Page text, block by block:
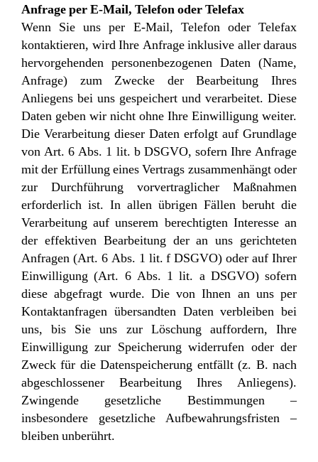
Anfrage per E-Mail, Telefon oder Telefax
Wenn Sie uns per E-Mail, Telefon oder Telefax
kontaktieren, wird Ihre Anfrage inklusive aller daraus
hervorgehenden personenbezogenen Daten (Name,
Anfrage) zum Zwecke der Bearbeitung Ihres
Anliegens bei uns gespeichert und verarbeitet. Diese
Daten geben wir nicht ohne Ihre Einwilligung weiter.
Die Verarbeitung dieser Daten erfolgt auf Grundlage
von Art. 6 Abs. 1 lit. b DSGVO, sofern Ihre Anfrage
mit der Erfüllung eines Vertrags zusammenhängt oder
zur Durchführung vorvertraglicher Maßnahmen
erforderlich ist. In allen übrigen Fällen beruht die
Verarbeitung auf unserem berechtigten Interesse an
der effektiven Bearbeitung der an uns gerichteten
Anfragen (Art. 6 Abs. 1 lit. f DSGVO) oder auf Ihrer
Einwilligung (Art. 6 Abs. 1 lit. a DSGVO) sofern
diese abgefragt wurde. Die von Ihnen an uns per
Kontaktanfragen übersandten Daten verbleiben bei
uns, bis Sie uns zur Löschung auffordern, Ihre
Einwilligung zur Speicherung widerrufen oder der
Zweck für die Datenspeicherung entfällt (z. B. nach
abgeschlossener Bearbeitung Ihres Anliegens).
Zwingende gesetzliche Bestimmungen –
insbesondere gesetzliche Aufbewahrungsfristen –
bleiben unberührt.